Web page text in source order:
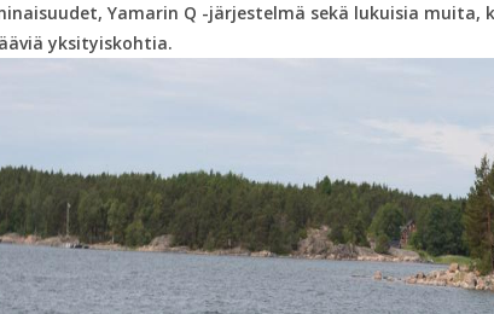
Yamarin Q -järjestelmä sekä lukuisia
yksityiskohtia.